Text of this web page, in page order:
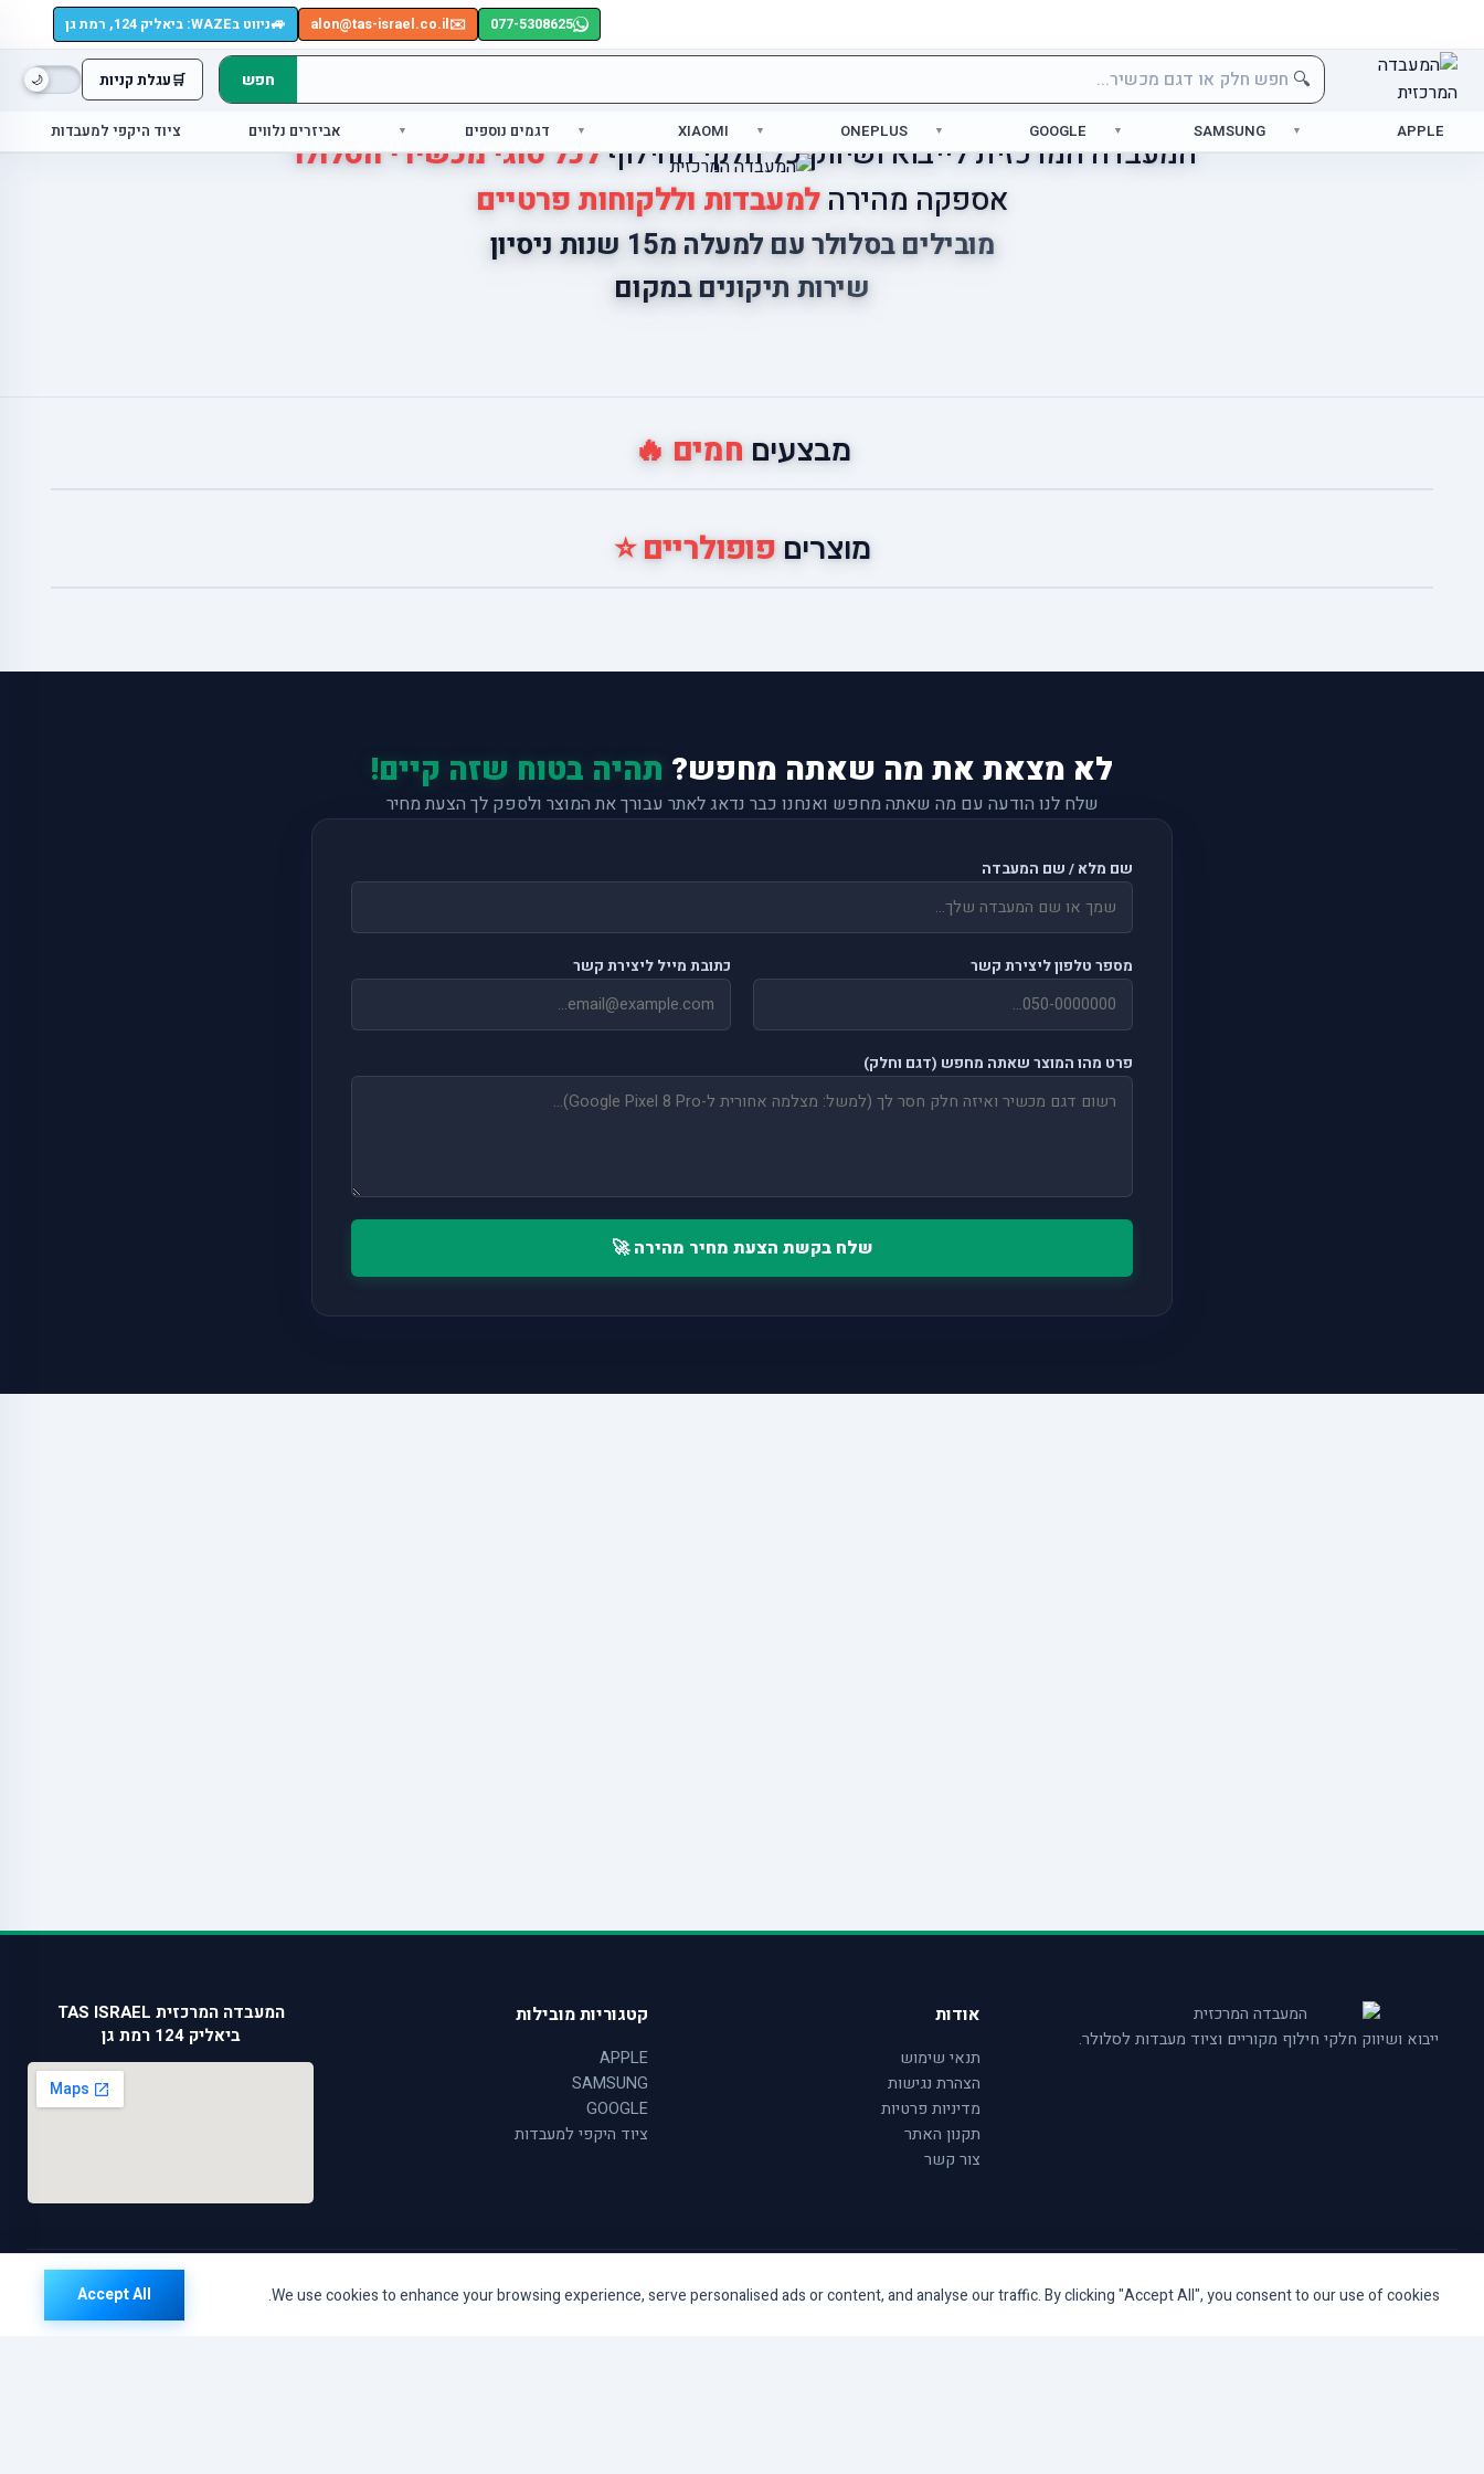
We use cookies to enhance your browsing experience, serve personalised ads or content, and analyse our traffic. By clicking "Accept All", you consent to our use of cookies.
Accept All
077-5308625
✉️
alon@tas-israel.co.il
🚙ניווט בWAZE: ביאליק 124, רמת גן
🛒עגלת קניות 🔍 חפש
APPLE
SAMSUNG
GOOGLE
ONEPLUS
XIAOMI דגמים נוספים אביזרים נלווים ציוד היקפי למעבדות
המעבדה המרכזית לייבוא ושיווק כל חלקי החילוףלכל סוגי מכשירי הסלולר
אספקה מהירהלמעבדות וללקוחות פרטיים
מובילים בסלולר עם למעלה מ15 שנות ניסיון
שירות תיקונים במקום
מבצעים חמים 🔥
מוצרים פופולריים ⭐
לא מצאת את מה שאתה מחפש? תהיה בטוח שזה קיים!
שלח לנו הודעה עם מה שאתה מחפש ואנחנו כבר נדאג לאתר עבורך את המוצר ולספק לך הצעת מחיר
שם מלא / שם המעבדה
מספר טלפון ליצירת קשר כתובת מייל ליצירת קשר
פרט מהו המוצר שאתה מחפש (דגם וחלק)
שלח בקשת הצעת מחיר מהירה 🚀
ייבוא ושיווק חלקי חילוף מקוריים וציוד מעבדות לסלולר.
אודות
תנאי שימוש
הצהרת נגישות
מדיניות פרטיות
תקנון האתר
צור קשר
קטגוריות מובילות
APPLE
SAMSUNG
GOOGLE
ציוד היקפי למעבדות
המעבדה המרכזית TAS ISRAEL
ביאליק 124 רמת גן
© המעבדה המרכזית TAS ISRAEL. כל הזכויות שמורות.